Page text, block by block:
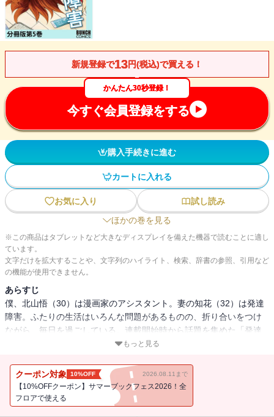
新規登録で13円(税込)で買える！
かんたん30秒登録！
今すぐ会員登録をする
購入手続きに進む
カートに入れる
お気に入り
試し読み
ほかの巻を見る
※この商品はタブレットなど大きなディスプレイを備えた機器で読むことに適し
ています。
文字だけを拡大することや、文字列のハイライト、検索、辞書の参照、引用など
の機能が使用できません。
あらすじ
僕、北山悟（30）は漫画家のアシスタント。妻の知花（32）は発達
障害。ふたりの生活はいろんな問題があるものの、折り合いをつけ
ながら、毎日を過ごしている。連載開始時から話題を集めた「発達
障害」コミック待望の分冊版第5巻！ 医療監修／四宮滋子（しのみ
もっと見る
クーポン対象 10%OFF 2026.08.11まで
【10%OFFクーポン】サマーブックフェス2026！全
フロアで使える